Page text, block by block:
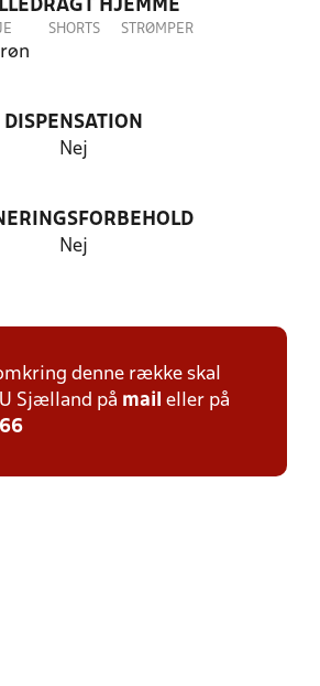
HJEMME
SHORTS STRØMPER
DISPENSATION
Nej
Nej
denne række skal
Sjælland på mail eller på